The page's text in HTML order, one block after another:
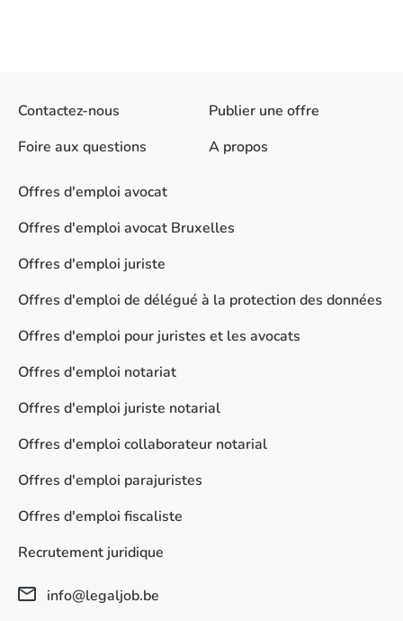
Contactez-nous
Foire aux questions
Publier une offre
A propos
Offres d'emploi avocat
Offres d'emploi avocat Bruxelles
Offres d'emploi juriste
Offres d'emploi de délégué à la protection des données
Offres d'emploi pour juristes et les avocats
Offres d'emploi notariat
Offres d'emploi juriste notarial
Offres d'emploi collaborateur notarial
Offres d'emploi parajuristes
Offres d'emploi fiscaliste
Recrutement juridique
info@legaljob.be